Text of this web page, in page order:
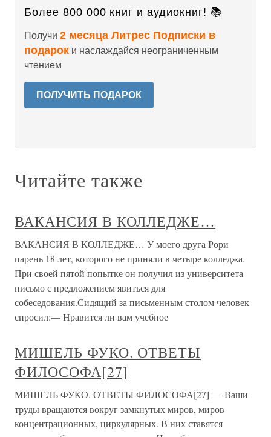
Более 800 000 книг и аудиокниг! 📚
Получи 2 месяца Литрес Подписки в
подарок и наслаждайся неограниченным
чтением
ПОЛУЧИТЬ ПОДАРОК
Читайте также
ВАКАНСИЯ В КОЛЛЕДЖЕ…
ВАКАНСИЯ В КОЛЛЕДЖЕ… У моего друга Рори
парень 18 лет, которого не приняли в четыре колледжа.
При своей пятой попытке он получил из университета
письмо с предложением явиться для
собеседования.Сидящий за письменным столом человек
спросил:— Нравится ли вам учебное
МИШЕЛЬ ФУКО. ОТВЕТЫ
ФИЛОСОФА[27]
МИШЕЛЬ ФУКО. ОТВЕТЫ ФИЛОСОФА[27] — Ваши
труды вращаются вокруг замкнутых миров, миров
концентрационных, циркулярных. В них ставятся